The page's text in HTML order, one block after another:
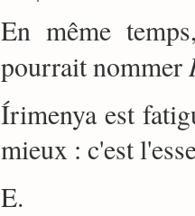
En même
pourrait nommer
Írimenya est
mieux : c'est
E.